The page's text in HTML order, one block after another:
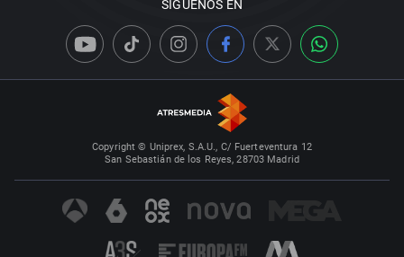
SÍGUENOS EN
Copyright © Uniprex, S.A.U., C/ Fuerteventura 12
San Sebastián de los Reyes, 28703 Madrid